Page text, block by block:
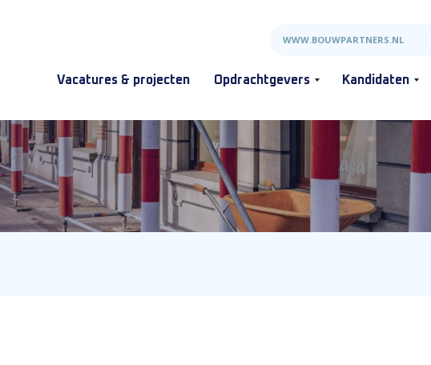
WWW.BOUWPARTNERS.NL
Vacatures & projecten Opdrachtgevers Kandidaten